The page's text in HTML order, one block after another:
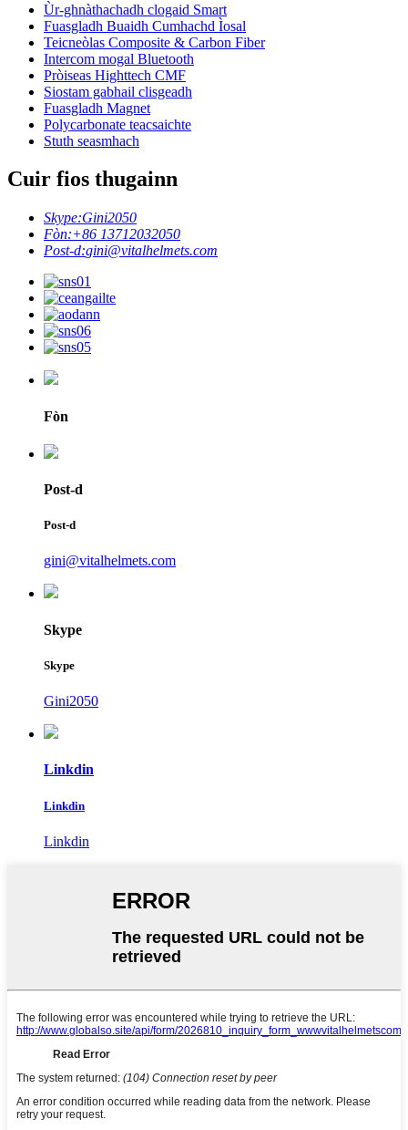
Ùr-ghnàthachadh clogaid Smart
Fuasgladh Buaidh Cumhachd Ìosal
Teicneòlas Composite & Carbon Fiber
Intercom mogal Bluetooth
Pròiseas Highttech CMF
Siostam gabhail clisgeadh
Fuasgladh Magnet
Polycarbonate teacsaichte
Stuth seasmhach
Cuir fios thugainn
Skype:Gini2050
Fòn:+86 13712032050
Post-d:gini@vitalhelmets.com
Fòn
Post-d
Post-d
gini@vitalhelmets.com
Skype
Skype
Gini2050
Linkdin
Linkdin
Linkdin